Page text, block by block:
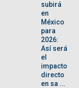
subirá
en
México
para
2026:
Así será
el
impacto
directo
en sa ...